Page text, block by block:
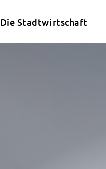
Die Stadtwirtschaft